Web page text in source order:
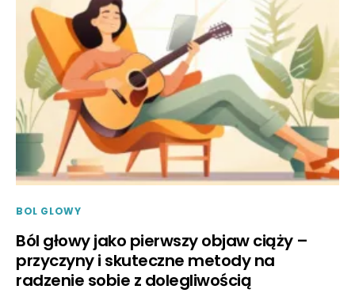
BOL GLOWY
Ból głowy jako pierwszy objaw ciąży –
przyczyny i skuteczne metody na
radzenie sobie z dolegliwością